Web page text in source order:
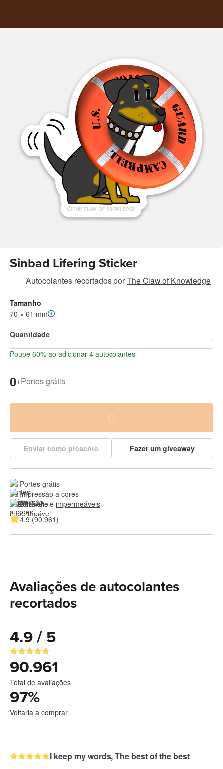
Sinbad Lifering Sticker
Autocolantes recortadosporThe Claw of Knowledge
Tamanho
70 × 61 mm
Quantidade
Poupe 60% ao adicionar 4 autocolantes
0+Portes grátis
Enviar como presente Fazer um giveaway
Portes grátis
Impressão a cores
Duráveis e impermeáveis
4.9 (90.961)
Avaliações de autocolantes
recortados
4.9 / 5
90.961
Total de avaliações
97%
Voltaria a comprar
I keep my words, The best of the best